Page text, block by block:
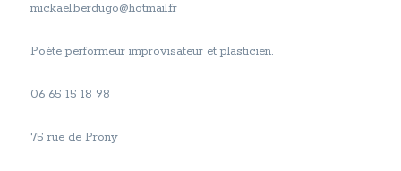
mickael.berdugo@hotmail.fr
Poète performeur improvisateur et plasticien.
06 65 15 18 98
75 rue de Prony